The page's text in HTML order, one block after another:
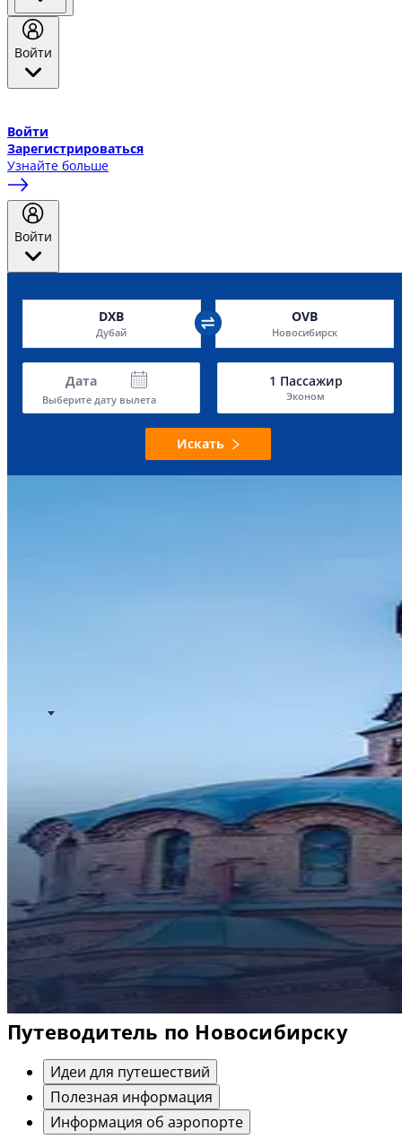
Войти
Войти
Зарегистрироваться
Узнайте больше
Войти
DXB
Дубай
OVB
Новосибирск
Дата
Выберите дату вылета
1 Пассажир
Эконом
Искать
Путеводитель по Новосибирску
Идеи для путешествий
Полезная информация
Информация об аэропорте